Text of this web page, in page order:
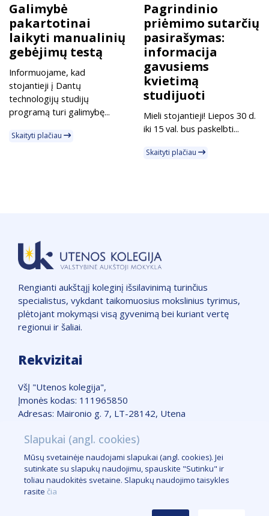
Galimybė
pakartotinai
laikyti manualinių
gebėjimų testą
Informuojame, kad
stojantieji į Dantų
technologijų studijų
programą turi galimybę...
Skaityti plačiau
Pagrindinio
priėmimo sutarčių
pasirašymas:
informacija
gavusiems
kvietimą
studijuoti
Mieli stojantieji! Liepos 30 d.
iki 15 val. bus paskelbti...
Skaityti plačiau
Rengianti aukštąjį koleginį išsilavinimą turinčius
specialistus, vykdant taikomuosius mokslinius tyrimus,
plėtojant mokymąsi visą gyvenimą bei kuriant vertę
regionui ir šaliai.
Rekvizitai
VšĮ "Utenos kolegija",
Įmonės kodas: 111965850
Adresas: Maironio g. 7, LT-28142, Utena
Žemėlapis
Slapukų taisyklės
Logotipas
Kontaktai žiniasklaidai
Slapukai (angl. cookies)
Mūsų svetainėje naudojami slapukai (angl. cookies). Jei
sutinkate su slapukų naudojimu, spauskite "Sutinku" ir
toliau naudokitės svetaine. Slapukų naudojimo taisykles
rasite čia